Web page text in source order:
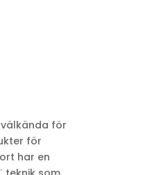
för
för
har en